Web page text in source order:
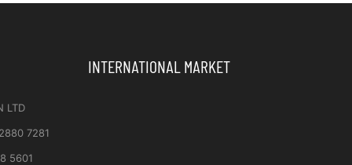
LTD
7281
5601
INTERNATIONAL MARKET